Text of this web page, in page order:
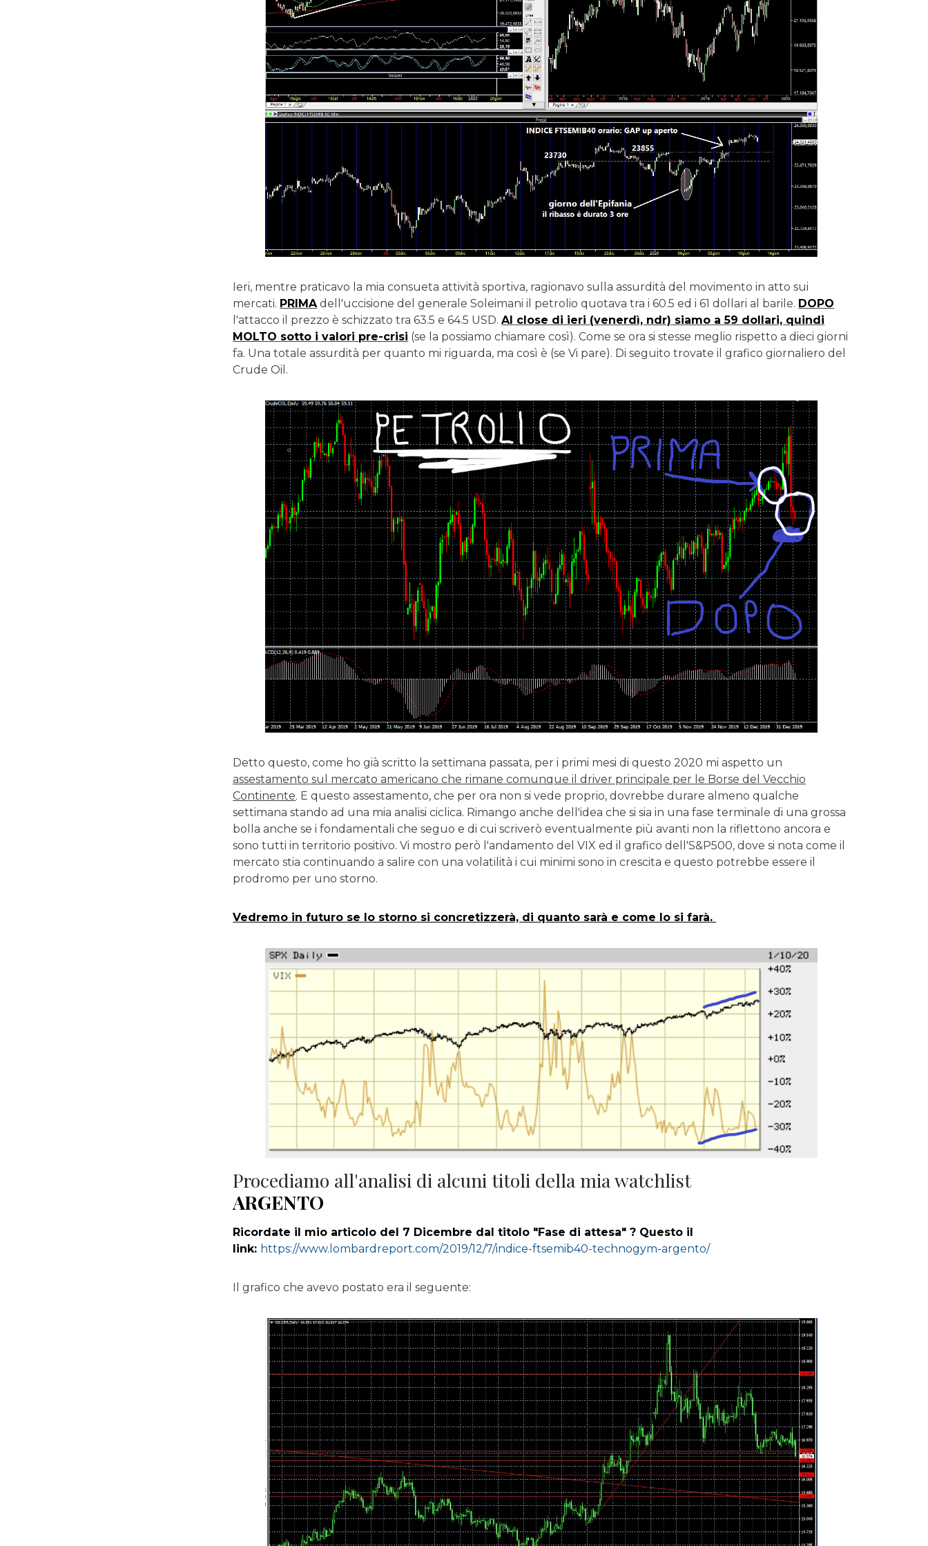
Ieri, mentre praticavo la mia consueta attività sportiva, ragionavo sulla assurdità del movimento in atto sui
mercati. PRIMAdell'uccisione del generale Soleimani il petrolio quotava tra i 60.5 ed i 61 dollari al barile. DOPO
l'attacco il prezzo è schizzato tra 63.5 e 64.5 USD.Al close di ieri (venerdì, ndr) siamo a 59 dollari, quindi
MOLTO sotto i valori pre-crisi (se la possiamo chiamare così). Come se ora si stesse meglio rispetto a dieci giorni
fa. Una totale assurdità per quanto mi riguarda, ma così è (se Vi pare). Di seguito trovate il grafico giornaliero del
Crude Oil.
Detto questo, come ho già scritto la settimana passata, per i primi mesi di questo 2020 mi aspetto un
assestamento sul mercato americano che rimane comunque il driver principale per le Borse del Vecchio
Continente. E questo assestamento, che per ora non si vede proprio, dovrebbe durare almeno qualche
settimana stando ad una mia analisi ciclica. Rimango anche dell'idea che si sia in una fase terminale di una grossa
bolla anche se i fondamentali che seguo e di cui scriverò eventualmente più avanti non la riflettono ancora e
sono tutti in territorio positivo. Vi mostro però l'andamento del VIX ed il grafico dell'S&P500, dove si nota come il
mercato stia continuando a salire con una volatilità i cui minimi sono in crescita e questo potrebbe essere il
prodromo per uno storno.
Vedremo in futuro se lo storno si concretizzerà, di quanto sarà e come lo si farà.
Procediamo all'analisi di alcuni titoli della mia watchlist
ARGENTO
Ricordate il mio articolo del 7 Dicembre dal titolo "Fase di attesa" ? Questo il
link: https://www.lombardreport.com/2019/12/7/indice-ftsemib40-technogym-argento/
Il grafico che avevo postato era il seguente: